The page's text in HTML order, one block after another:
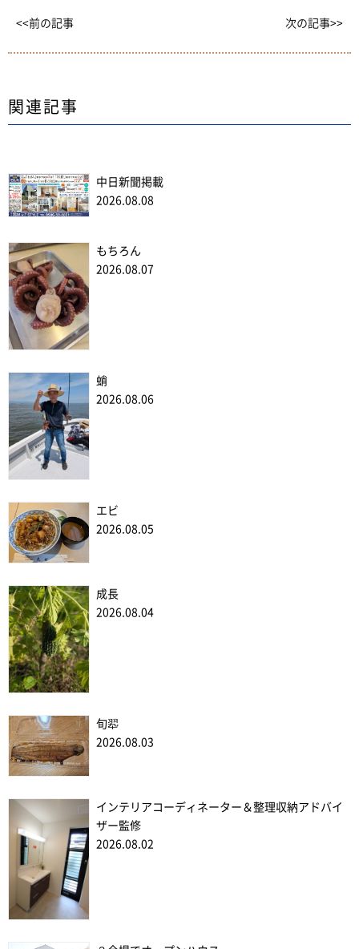
<<前の記事 次の記事>>
関連記事
中日新聞掲載
2026.08.08
もちろん
2026.08.07
蛸
2026.08.06
エビ
2026.08.05
成長
2026.08.04
旬翆
2026.08.03
インテリアコーディネーター＆整理収納アドバイ
ザー監修
2026.08.02